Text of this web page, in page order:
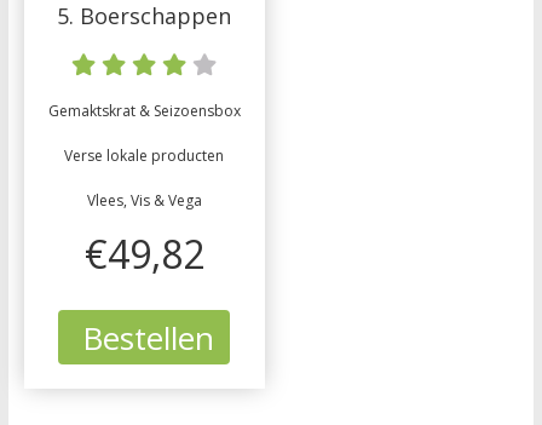
5. Boerschappen
Gemaktskrat & Seizoensbox
Verse lokale producten
Vlees, Vis & Vega
€49,82
Bestellen